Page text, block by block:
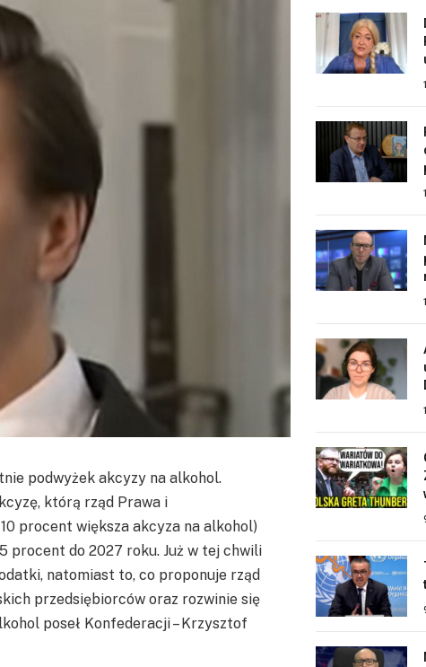
podwyżek akcyzy na alkohol.
którą rząd Prawa i
procent większa akcyza na alkohol)
procent do 2027 roku. Już w tej chwili
natomiast to, co proponuje rząd
przedsiębiorców oraz rozwinie się
poseł Konfederacji – Krzysztof